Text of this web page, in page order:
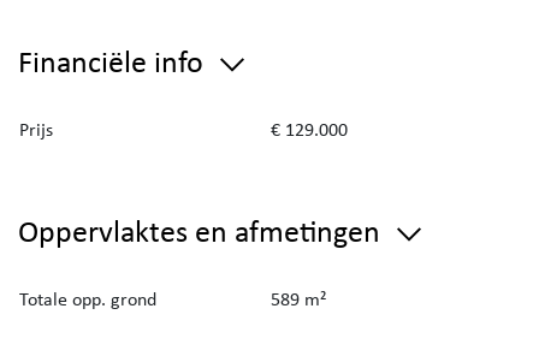
Financiële info
Prijs € 129.000
Oppervlaktes en afmetingen
Totale opp. grond 589 m²